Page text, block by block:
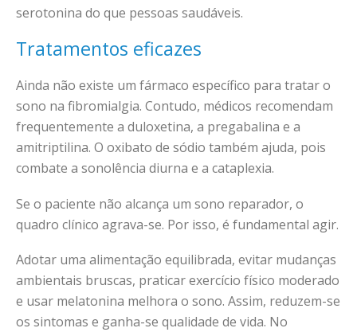
serotonina do que pessoas saudáveis.
Tratamentos eficazes
Ainda não existe um fármaco específico para tratar o
sono na fibromialgia. Contudo, médicos recomendam
frequentemente a duloxetina, a pregabalina e a
amitriptilina. O oxibato de sódio também ajuda, pois
combate a sonolência diurna e a cataplexia.
Se o paciente não alcança um sono reparador, o
quadro clínico agrava-se. Por isso, é fundamental agir.
Adotar uma alimentação equilibrada, evitar mudanças
ambientais bruscas, praticar exercício físico moderado
e usar melatonina melhora o sono. Assim, reduzem-se
os sintomas e ganha-se qualidade de vida. No